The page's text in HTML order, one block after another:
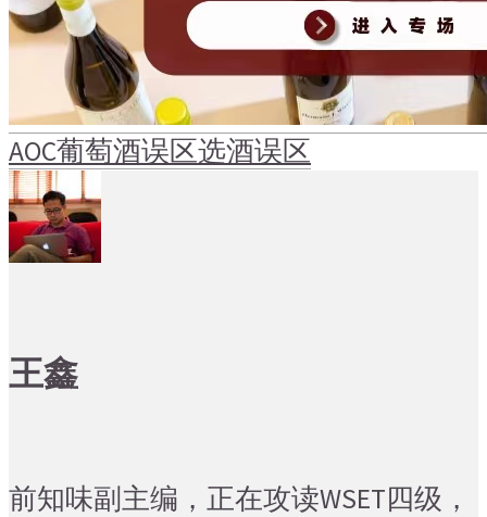
AOC葡萄酒误区选酒误区
王鑫
前知味副主编，正在攻读WSET四级，